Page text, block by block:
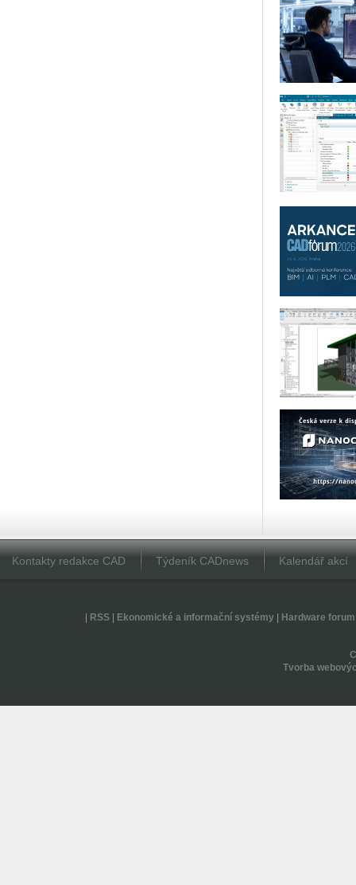
Kontakty redakce CAD Týdeník CADnews Kalendář akcí
RSS| Ekonomické a informační systémy| Hardware forum
Tvorba